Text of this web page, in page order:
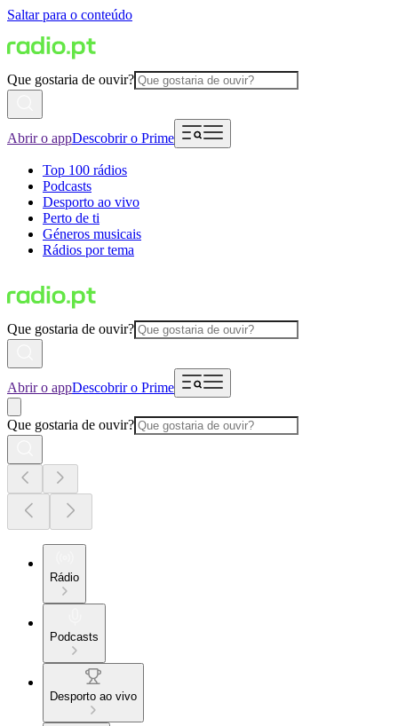
Saltar para o conteúdo
Que gostaria de ouvir?
Abrir o appDescobrir o Prime
Top 100 rádios
Podcasts
Desporto ao vivo
Perto de ti
Géneros musicais
Rádios por tema
Que gostaria de ouvir?
Abrir o appDescobrir o Prime
Que gostaria de ouvir?
Rádio
Podcasts
Desporto ao vivo